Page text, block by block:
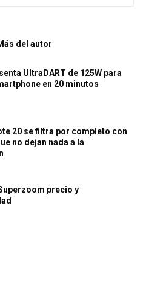
del autor
UltraDART de 125W para
en 20 minutos
20 se filtra por completo con
no dejan nada a la
precio y